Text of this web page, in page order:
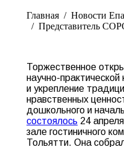
Главная
Новости
Представитель
Торжественное
научно-
и укрепление
нравственных
дошкольного и
состоялось 24
зале гостиничного
Тольятти. Она